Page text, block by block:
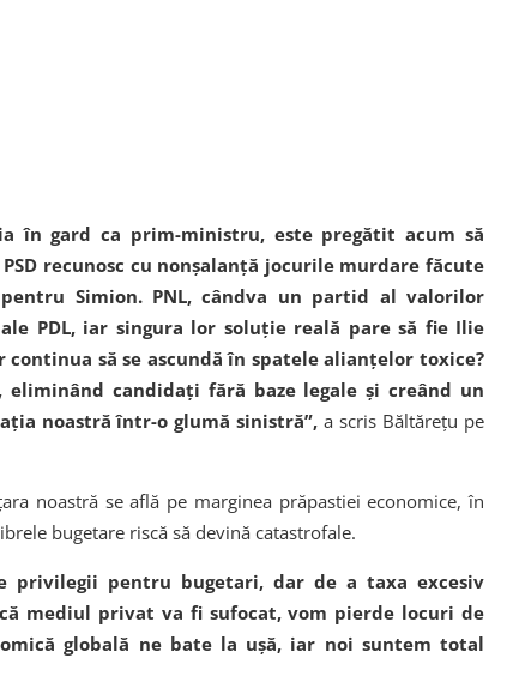
în gard ca prim-ministru, este pregătit acum să
recunosc cu nonșalanță jocurile murdare făcute
Simion. PNL, cândva un partid al valorilor
PDL, iar singura lor soluție reală pare să fie Ilie
continua să se ascundă în spatele alianțelor toxice?
candidați fără baze legale și creând un
noastră într-o glumă sinistră”, a scris Băltărețu pe
noastră se află pe marginea prăpastiei economice, în
bugetare riscă să devină catastrofale.
privilegii pentru bugetari, dar de a taxa excesiv
mediul privat va fi sufocat, vom pierde locuri de
globală ne bate la ușă, iar noi suntem total